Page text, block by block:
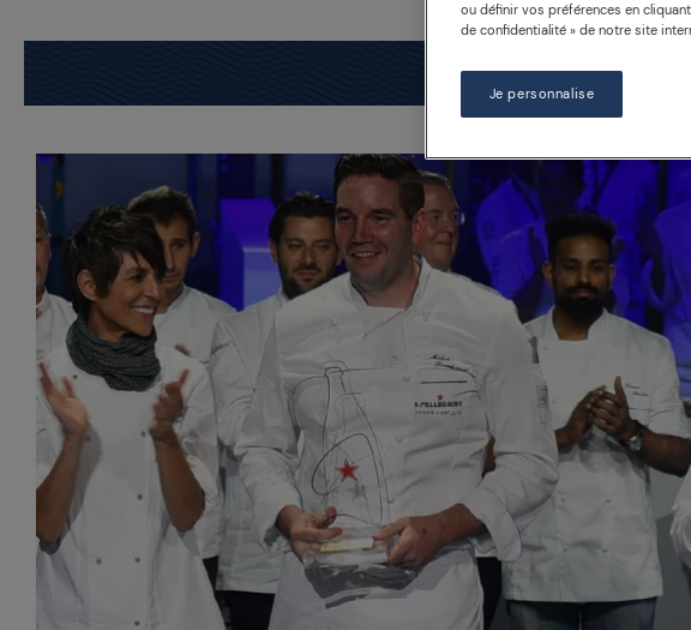
ou définir vos préférences en
de confidentialité » de notre site
Je personnalise